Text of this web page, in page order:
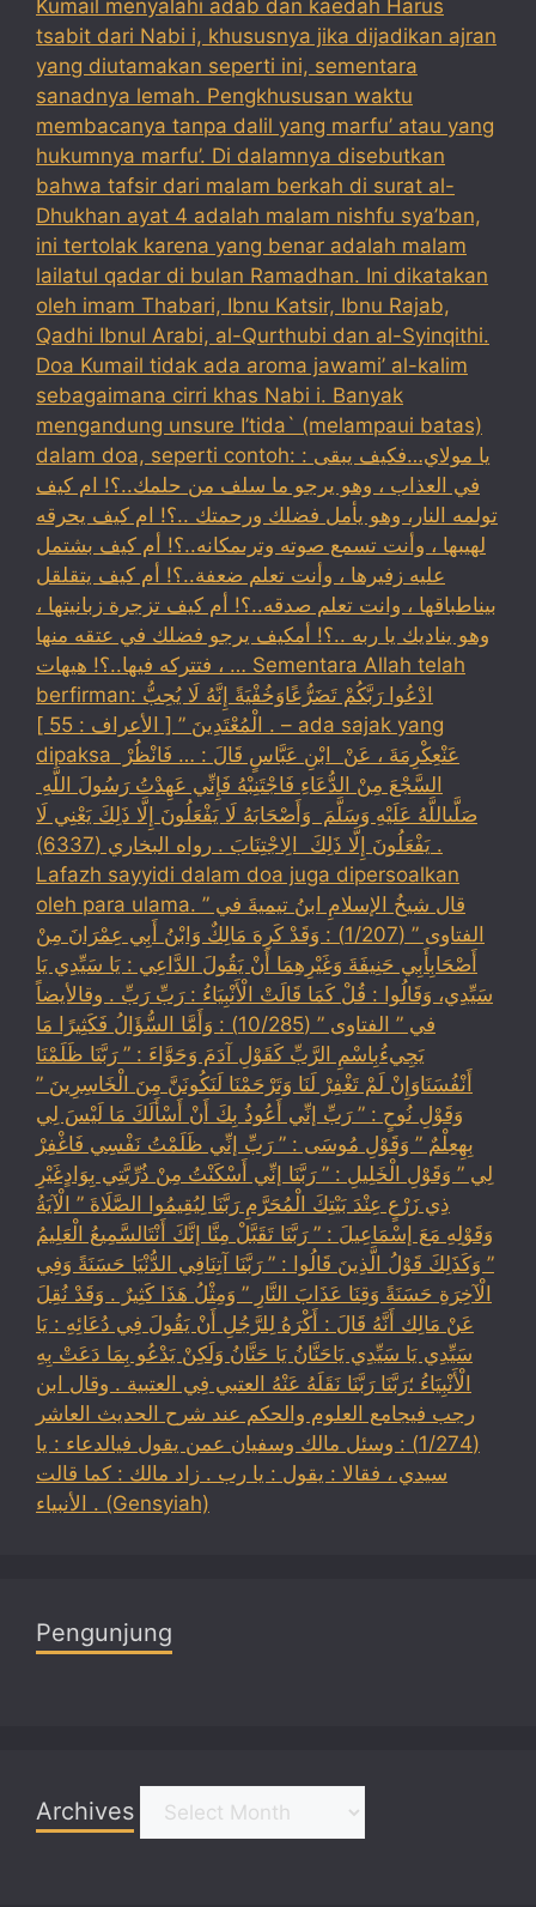
Kumail menyalahi adab dan kaedah Harus
tsabit dari Nabi i, khususnya jika dijadikan ajran
yang diutamakan seperti ini, sementara
sanadnya lemah. Pengkhususan waktu
membacanya tanpa dalil yang marfu’ atau yang
hukumnya marfu’. Di dalamnya disebutkan
bahwa tafsir dari malam berkah di surat al-
Dhukhan ayat 4 adalah malam nishfu sya’ban,
ini tertolak karena yang benar adalah malam
lailatul qadar di bulan Ramadhan. Ini dikatakan
oleh imam Thabari, Ibnu Katsir, Ibnu Rajab,
Qadhi Ibnul Arabi, al-Qurthubi dan al-Syinqithi.
Doa Kumail tidak ada aroma jawami’ al-kalim
sebagaimana cirri khas Nabi i. Banyak
mengandung unsure I’tida` (melampaui batas)
dalam doa, seperti contoh: : يا مولاي…فكيف يبقى
في العذاب ، وهو يرجو ما سلف من حلمك..؟! ام كيف
تولمه النار، وهو يأمل فضلك ورحمتك ..؟! ام كيف يحرقه
لهيبها ، وأنت تسمع صوته وترىمكانه..؟! أم كيف بشتمل
عليه زفيرها ، وأنت تعلم ضعفة..؟! أم كيف يتقلقل
بيناطباقها ، وانت تعلم صدقه..؟! أم كيف تزجرة زبانيتها ،
وهو يناديك يا ربه ..؟! أمكيف يرجو فضلك في عتقه منها
، فتتركه فيها..؟! هيهات … Sementara Allah telah
berfirman: ادْعُوا رَبَّكُمْ تَضَرُّعًاوَخُفْيَةً إِنَّهُ لَا يُحِبُّ
الْمُعْتَدِينَ ” [ الأعراف : 55 ] . – ada sajak yang
dipaksa ‏عَنْ‏‏عِكْرِمَةَ ‏، ‏عَنْ ‏ ‏ابْنِ عَبَّاسٍ ‏‏قَالَ : … فَانْظُرْ ‏‏
السَّجْعَ ‏‏مِنْ الدُّعَاءِ فَاجْتَنِبْهُ فَإِنِّي عَهِدْتُ رَسُولَ اللَّهِ ‏
‏صَلَّىاللَّهُ عَلَيْهِ وَسَلَّمَ ‏ ‏وَأَصْحَابَهُ لَا يَفْعَلُونَ إِلَّا ذَلِكَ ‏‏يَعْنِي لَا
يَفْعَلُونَ إِلَّا ذَلِكَ ‏ ‏الِاجْتِنَابَ . رواه البخاري (6337) .
Lafazh sayyidi dalam doa juga dipersoalkan
oleh para ulama. قال شيخُ الإسلامِ ابنُ تيميةَ في ”
الفتاوى ” (1/207) : وَقَدْ كَرِهَ مَالِكٌ وَابْنُ أَبِي عِمْرَانَ مِنْ
أَصْحَابِأَبِي حَنِيفَةَ وَغَيْرِهِمَا أَنْ يَقُولَ الدَّاعِي : يَا سَيِّدِي يَا
سَيِّدِي، وَقَالُوا : قُلْ كَمَا قَالَتْ الْأَنْبِيَاءُ : رَبِّ رَبِّ . وقالأيضاً
في ” الفتاوى ” (10/285) : وَأَمَّا السُّؤَالُ فَكَثِيرًا مَا
يَجِيءُبِاسْمِ الرَّبِّ كَقَوْلِ آدَمَ وَحَوَّاءَ : ” رَبَّنَا ظَلَمْنَا
أَنْفُسَنَاوَإِنْ لَمْ تَغْفِرْ لَنَا وَتَرْحَمْنَا لَنَكُونَنَّ مِنَ الْخَاسِرِينَ ”
وَقَوْلِ نُوحٍ : ” رَبِّ إنِّي أَعُوذُ بِكَ أَنْ أَسْأَلَكَ مَا لَيْسَ لِي
بِهِعِلْمٌ ” وَقَوْلِ مُوسَى : ” رَبِّ إنِّي ظَلَمْتُ نَفْسِي فَاغْفِرْ
لِي ” وَقَوْلِ الْخَلِيلِ : ” رَبَّنَا إنِّي أَسْكَنْتُ مِنْ ذُرِّيَّتِي بِوَادٍغَيْرِ
ذِي زَرْعٍ عِنْدَ بَيْتِكَ الْمُحَرَّمِ رَبَّنَا لِيُقِيمُوا الصَّلَاةَ ” الْآيَةُ
وَقَوْلِهِ مَعَ إسْمَاعِيلَ : ” رَبَّنَا تَقَبَّلْ مِنَّا إنَّكَ أَنْتَالسَّمِيعُ الْعَلِيمُ
” وَكَذَلِكَ قَوْلُ الَّذِينَ قَالُوا : ” رَبَّنَا آتِنَافِي الدُّنْيَا حَسَنَةً وَفِي
الْآخِرَةِ حَسَنَةً وَقِنَا عَذَابَ النَّارِ ” وَمِثْلُ هَذَا كَثِيرٌ . وَقَدْ نُقِلَ
عَنْ مَالِك أَنَّهُ قَالَ : أَكْرَهُ لِلرَّجُلِ أَنْ يَقُولَ فِي دُعَائِهِ : يَا
سَيِّدِي يَا سَيِّدِي يَاحَنَّانُ يَا حَنَّانُ وَلَكِنْ يَدْعُو بِمَا دَعَتْ بِهِ
الْأَنْبِيَاءُ ؛رَبَّنَا رَبَّنَا نَقَلَهُ عَنْهُ العتبي فِي العتبية . وقال ابن
رجب فيجامع العلوم والحكم عند شرح الحديث العاشر
(1/274) : وسئل مالك وسفيان عمن يقول فيالدعاء : يا
سيدي ، فقالا : يقول : يا رب . زاد مالك : كما قالت
الأنبياء . (Gensyiah)
Pengunjung
Archives